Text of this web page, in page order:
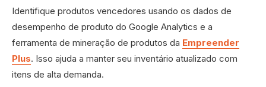
Identifique produtos vencedores usando os dados de
desempenho de produto do Google Analytics e a
ferramenta de mineração de produtos da Empreender
Plus. Isso ajuda a manter seu inventário atualizado com
itens de alta demanda.